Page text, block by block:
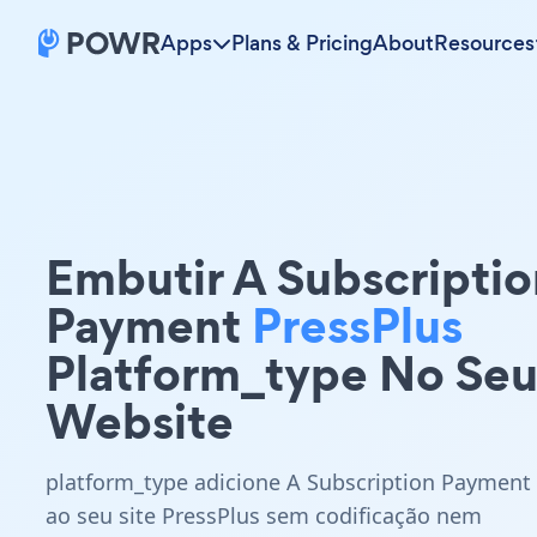
Apps Plans & PricingAboutResources
Embutir A
Payment PressPlus
Platform_type No Seu
Website
platform_type adicione A Subscription Payment
ao seu site PressPlus sem codificação nem